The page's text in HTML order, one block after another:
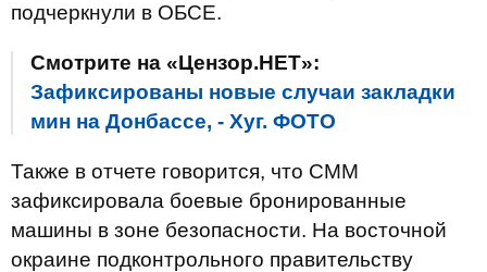
подчеркнули в ОБСЕ.
Смотрите на «Цензор.НЕТ»:
Зафиксированы новые случаи закладки
мин на Донбассе, - Хуг. ФОТО
Также в отчете говорится, что СММ
зафиксировала боевые бронированные
машины в зоне безопасности. На восточной
окраине подконтрольного правительству